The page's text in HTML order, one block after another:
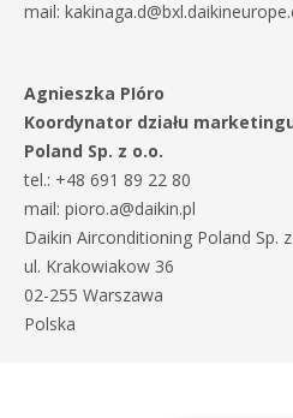
mail:
Agnieszka PIóro
Koordynator działu
Poland Sp. z o.o.
tel.: +48 691 89 22 80
mail: pioro.a@daikin.pl
Daikin Airconditioning Poland Sp.
ul. Krakowiakow 36
02-255 Warszawa
Polska